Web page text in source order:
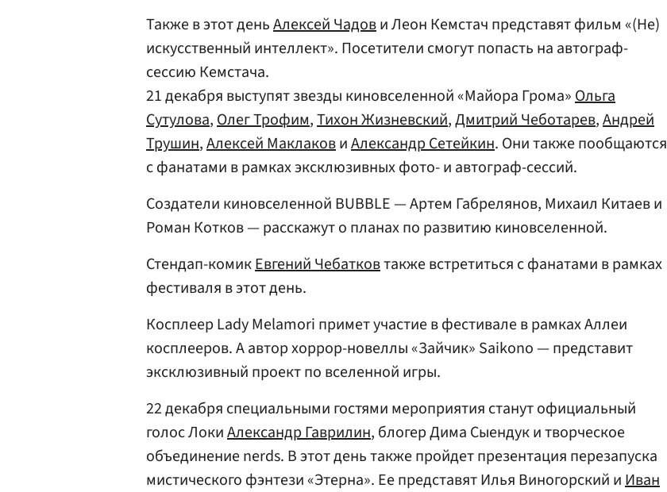
Также в этот деньАлексей Чадови Леон Кемстач представят фильм «(Не)
искусственный интеллект». Посетители смогут попасть на автограф-
сессию Кемстача.
21 декабря выступят звезды киновселенной «Майора Грома»Ольга
Сутулова,Олег Трофим,Тихон Жизневский,Дмитрий Чеботарев,Андрей
Трушин,Алексей МаклаковиАлександр Сетейкин. Они также пообщаются
с фанатами в рамках эксклюзивных фото- и автограф-сессий.
Создатели киновселенной BUBBLE — Артем Габрелянов, Михаил Китаев и
Роман Котков — расскажут о планах по развитию киновселенной.
Стендап-комикЕвгений Чебатковтакже встретиться с фанатами в рамках
фестиваля в этот день.
Косплеер Lady Melamori примет участие в фестивале в рамках Аллеи
косплееров. А автор хоррор-новеллы «Зайчик» Saikono — представит
эксклюзивный проект по вселенной игры.
22 декабря специальными гостями мероприятия станут официальный
голос ЛокиАлександр Гаврилин, блогер Дима Сыендук и творческое
объединение nerds. В этот день также пройдет презентация перезапуска
мистического фэнтези «Этерна». Ее представят Илья Виногорский иИван